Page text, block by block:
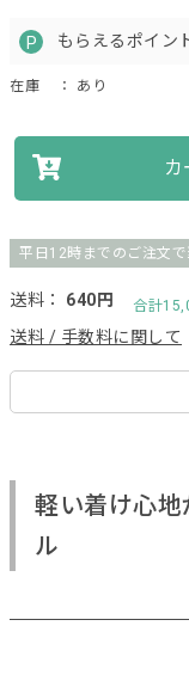
もらえるポイン
在庫 ： あり
カ
平日12時までのご注文
送料： 640円 合計
送料 / 手数料に関して
軽い着け心
ル